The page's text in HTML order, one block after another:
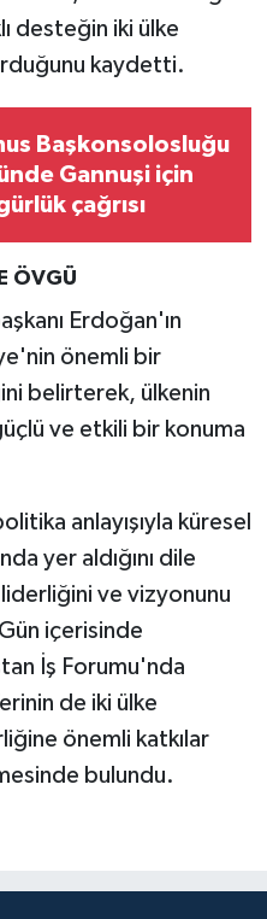
desteğin iki ülke
kaydetti.
Başkonsolosluğu
Gannuşi için
çağrısı
ÖVGÜ
Erdoğan'ın
önemli bir
belirterek, ülkenin
ve etkili bir konuma
anlayışıyla küresel
yer aldığını dile
ve vizyonunu
içerisinde
İş Forumu'nda
de iki ülke
önemli katkılar
bulundu.